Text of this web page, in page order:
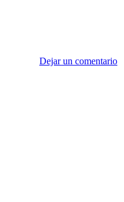
Dejar un comentario